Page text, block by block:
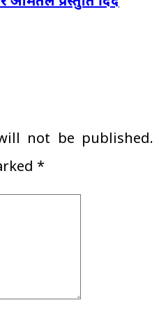
not be published.
*